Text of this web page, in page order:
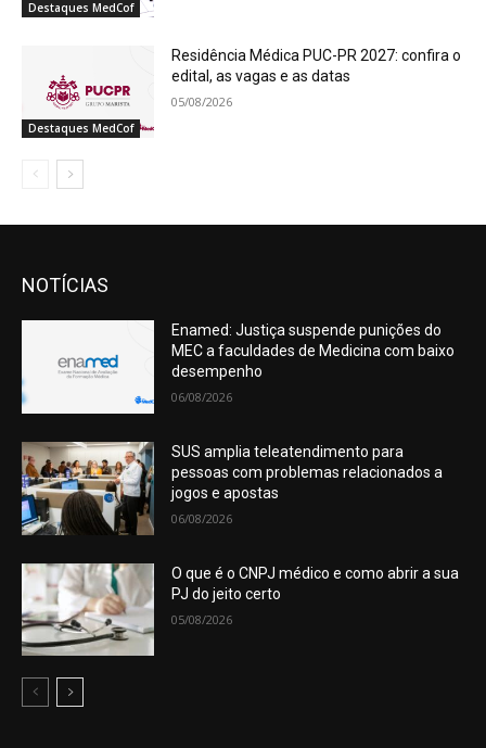
Destaques MedCof
Destaques MedCof
Residência Médica PUC-PR 2027: confira o
edital, as vagas e as datas
05/08/2026
NOTÍCIAS
Enamed: Justiça suspende punições do
MEC a faculdades de Medicina com baixo
desempenho
06/08/2026
SUS amplia teleatendimento para
pessoas com problemas relacionados a
jogos e apostas
06/08/2026
O que é o CNPJ médico e como abrir a sua
PJ do jeito certo
05/08/2026